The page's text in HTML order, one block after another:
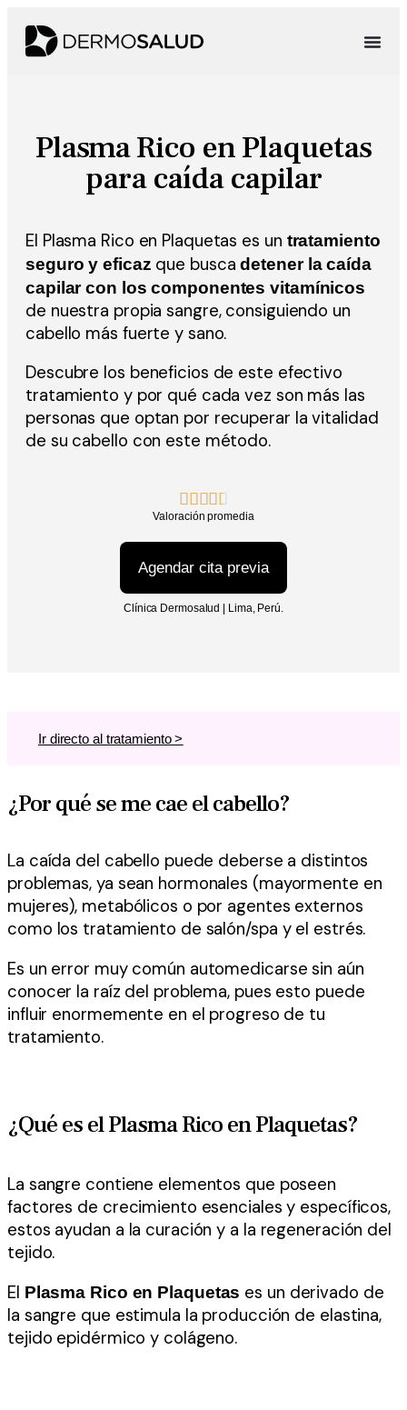
Plasma Rico en Plaquetas
para caída capilar
El Plasma Rico en Plaquetas es un tratamiento
seguro y eficaz que buscadetener la caída
capilar con los componentes vitamínicos
de nuestra propia sangre, consiguiendo un
cabello más fuerte y sano.
Descubre los beneficios de este efectivo
tratamiento y por qué cada vez son más las
personas que optan por recuperar la vitalidad
de su cabello con este método.

Valoración promedia
Agendar cita previa
Clínica Dermosalud | Lima, Perú.
Ir directo al tratamiento >
¿Por qué se me cae el cabello?
La caída del cabello puede deberse a distintos
problemas, ya sean hormonales (mayormente en
mujeres), metabólicos o por agentes externos
como los tratamiento de salón/spa y el estrés.
Es un error muy común automedicarse sin aún
conocer la raíz del problema, pues esto puede
influir enormemente en el progreso de tu
tratamiento.
¿Qué es el Plasma Rico en Plaquetas?
La sangre contiene elementos que poseen
factores de crecimiento esenciales y específicos,
estos ayudan a la curación y a la regeneración del
tejido.
El Plasma Rico en Plaquetas es un derivado de
la sangre que estimula la producción de elastina,
tejido epidérmico y colágeno.